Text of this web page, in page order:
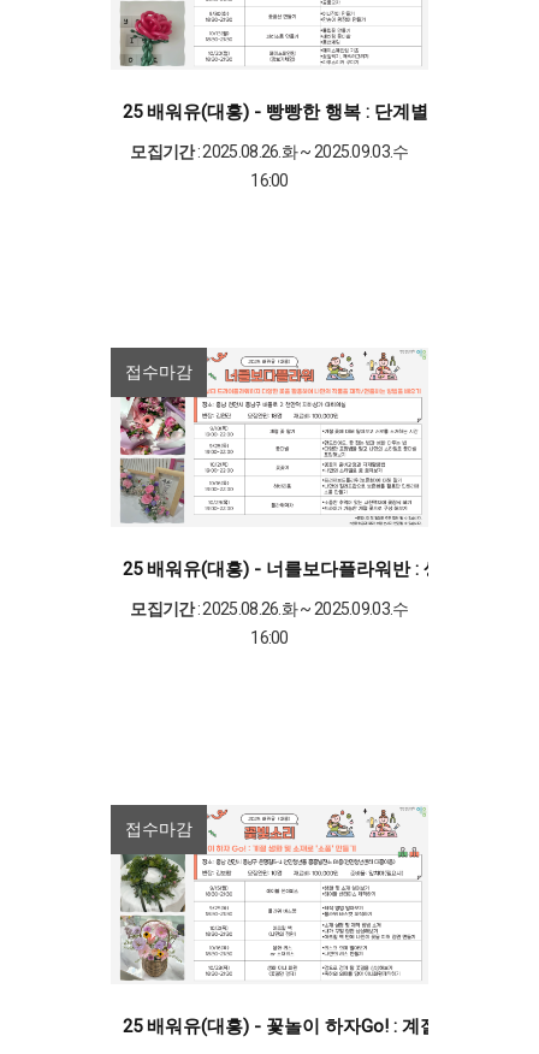
25 배워유(대흥) - 빵빵한 행복 : 단계별로 배우는 풍
모집기간: 2025.08.26.화 ~ 2025.09.03.수
16:00
25 배워유(대흥) - 너를보다플라워반 : 생화부터 드
모집기간: 2025.08.26.화 ~ 2025.09.03.수
16:00
접수마감
25 배워유(대흥) - 꽃놀이 하자Go! : 계절 생화 및 소
접수마감